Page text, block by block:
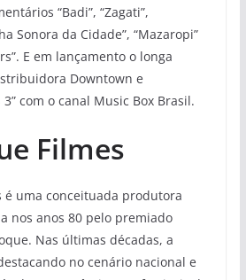
“Badi”, “Zagati”,
Sonora da Cidade”, “Mazaropi”
E em lançamento o longa
Downtown e
com o canal Music Box Brasil.
Filmes
é uma conceituada produtora
nos anos 80 pelo premiado
Nas últimas décadas, a
no cenário nacional e